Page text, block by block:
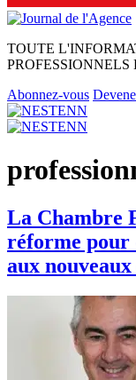
TOUTE
Abonnez-vous
La Chambre
réforme pour
aux